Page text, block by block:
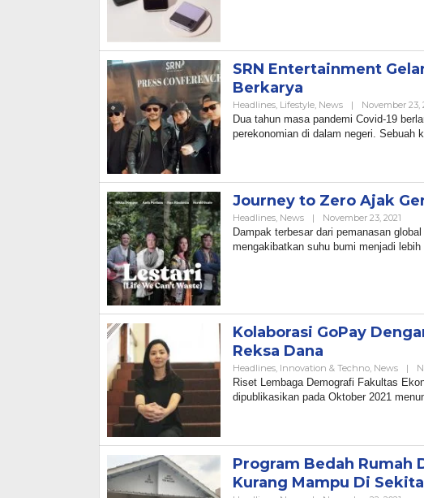
SRN Entertainment
Berkarya
Headlines, Lifestyle, News | November 23,
Dua tahun masa pandemi Covid-19
perekonomian di dalam negeri. Sebuah
Journey to Zero Ajak
Headlines, News | November 23, 2021
Dampak terbesar dari pemanasan
mengakibatkan suhu bumi menjadi
Kolaborasi GoPay
Reksa Dana
Headlines, Innovation & Techno, News |
Riset Lembaga Demografi Fakultas
dipublikasikan pada Oktober 2021
Program Bedah Rumah
Kurang Mampu Di